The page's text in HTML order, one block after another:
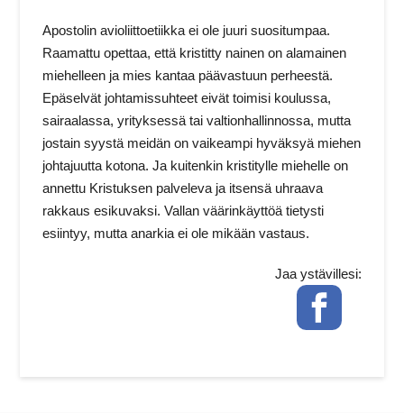
Apostolin avioliittoetiikka ei ole juuri suositumpaa.
Raamattu opettaa, että kristitty nainen on alamainen
miehelleen ja mies kantaa päävastuun perheestä.
Epäselvät johtamissuhteet eivät toimisi koulussa,
sairaalassa, yrityksessä tai valtionhallinnossa, mutta
jostain syystä meidän on vaikeampi hyväksyä miehen
johtajuutta kotona. Ja kuitenkin kristitylle miehelle on
annettu Kristuksen palveleva ja itsensä uhraava
rakkaus esikuvaksi. Vallan väärinkäyttöä tietysti
esiintyy, mutta anarkia ei ole mikään vastaus.
Jaa ystävillesi:
Facebook